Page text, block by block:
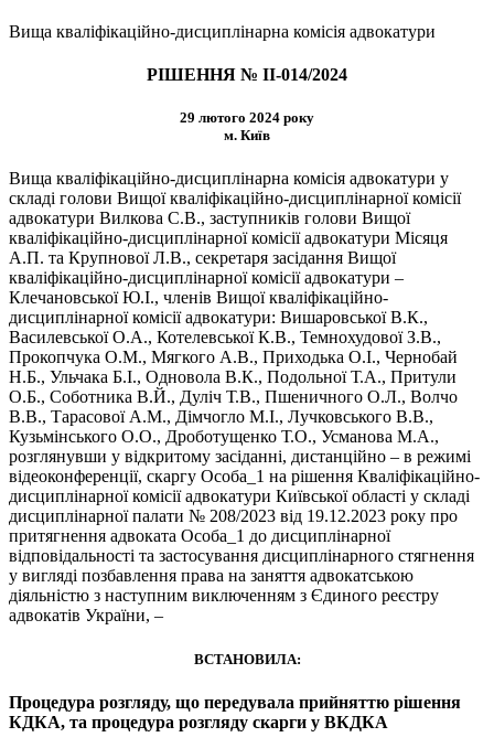
Вища кваліфікаційно-дисциплінарна комісія адвокатури
РІШЕННЯ № ІІ-014/2024
29 лютого 2024 року
м. Київ
Вища кваліфікаційно-дисциплінарна комісія адвокатури у
складі голови Вищої кваліфікаційно-дисциплінарної комісії
адвокатури Вилкова С.В., заступників голови Вищої
кваліфікаційно-дисциплінарної комісії адвокатури Місяця
А.П. та Крупнової Л.В., секретаря засідання Вищої
кваліфікаційно-дисциплінарної комісії адвокатури –
Клечановської Ю.І., членів Вищої кваліфікаційно-
дисциплінарної комісії адвокатури: Вишаровської В.К.,
Василевської О.А., Котелевської К.В., Темнохудової З.В.,
Прокопчука О.М., Мягкого А.В., Приходька О.І., Чернобай
Н.Б., Ульчака Б.І., Одновола В.К., Подольної Т.А., Притули
О.Б., Соботника В.Й., Дуліч Т.В., Пшеничного О.Л., Волчо
В.В., Тарасової А.М., Дімчогло М.І., Лучковського В.В.,
Кузьмінського О.О., Дроботущенко Т.О., Усманова М.А.,
розглянувши у відкритому засіданні, дистанційно – в режимі
відеоконференції, скаргу Особа_1 на рішення Кваліфікаційно-
дисциплінарної комісії адвокатури Київської області у складі
дисциплінарної палати № 208/2023 від 19.12.2023 року про
притягнення адвоката Особа_1 до дисциплінарної
відповідальності та застосування дисциплінарного стягнення
у вигляді позбавлення права на заняття адвокатською
діяльністю з наступним виключенням з Єдиного реєстру
адвокатів України, –
ВСТАНОВИЛА:
Процедура розгляду, що передувала прийняттю рішення
КДКА, та процедура розгляду скарги у ВКДКА